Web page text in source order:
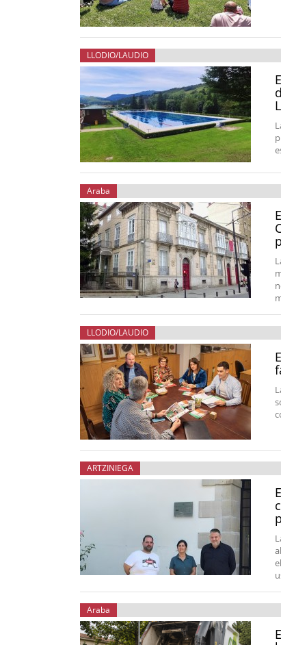
LLODIO/LAUDIO
Araba
LLODIO/LAUDIO
ARTZINIEGA
Araba